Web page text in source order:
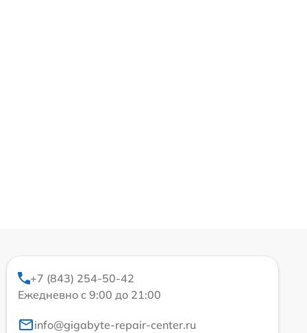
+7 (843) 254-50-42
Ежедневно с 9:00 до 21:00
info@gigabyte-repair-center.ru